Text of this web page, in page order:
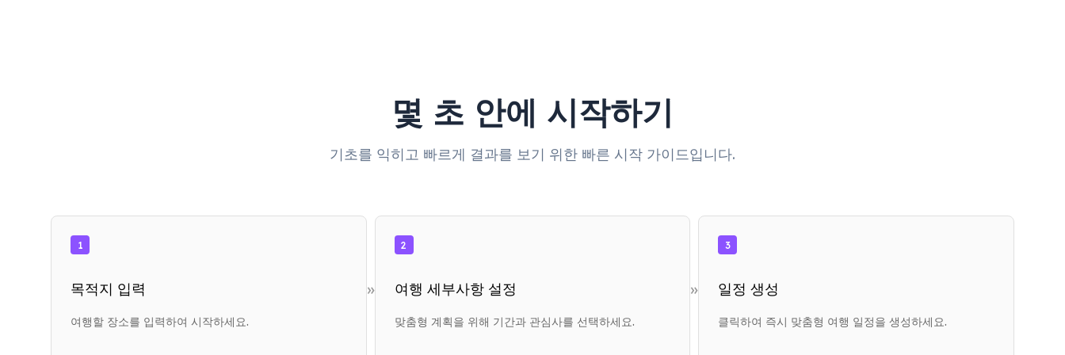
몇 초 안에 시작하기
기초를 익히고 빠르게 결과를 보기 위한 빠른 시작 가이드입니다.
1
목적지 입력
여행할 장소를 입력하여 시작하세요.
»
2
여행 세부사항 설정
맞춤형 계획을 위해 기간과 관심사를 선택하세요.
»
3
일정 생성
클릭하여 즉시 맞춤형 여행 일정을 생성하세요.